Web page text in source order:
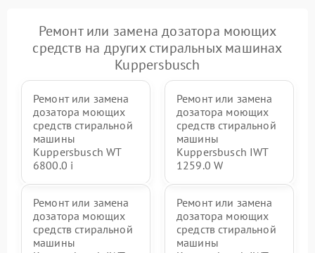
Ремонт или замена дозатора моющих
средств на других стиральных машинах
Kuppersbusch
Ремонт или замена
дозатора моющих
средств стиральной
машины
Kuppersbusch WT
6800.0 i
Ремонт или замена
дозатора моющих
средств стиральной
машины
Kuppersbusch IWT
1259.0 W
Ремонт или замена
дозатора моющих
средств стиральной
машины
Ремонт или замена
дозатора моющих
средств стиральной
машины